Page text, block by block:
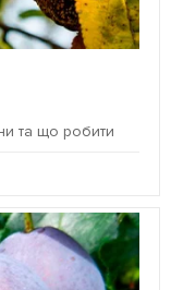
та що робити